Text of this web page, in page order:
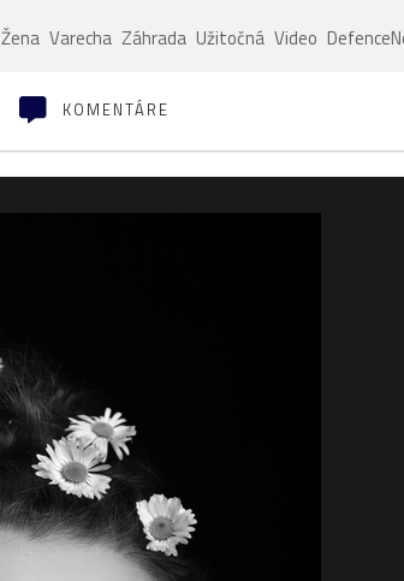
Žena Varecha Záhrada Užitočná Video
KOMENTÁRE